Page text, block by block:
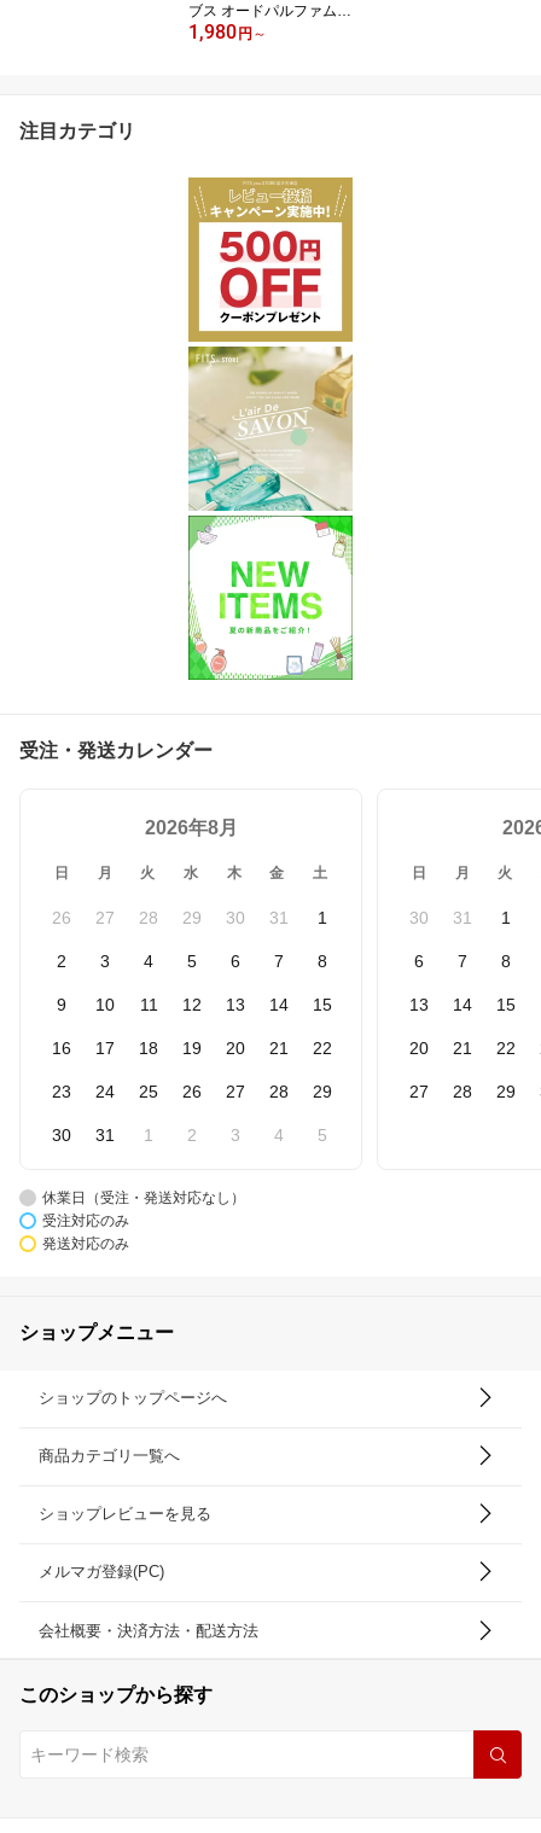
ブス オードパルファム 3
0mL adidas Vibes ユニ
1,980円 ～
注目カテゴリ
受注・発送カレンダー
2026年8月
日 月 火 水 木 金 土
26 27 28 29 30 31 1
2 3 4 5 6 7 8
9 10 11 12 13 14 15
16 17 18 19 20 21 22
23 24 25 26 27 28 29
30 31 1 2 3 4 5
日 月 火
30 31 1
6 7 8
13 14 15
20 21 22
27 28 29
休業日（受注・発送対応なし）
受注対応のみ
発送対応のみ
ショップメニュー
ショップのトップページへ
商品カテゴリ一覧へ
ショップレビューを見る
メルマガ登録(PC)
会社概要・決済方法・配送方法
このショップから探す